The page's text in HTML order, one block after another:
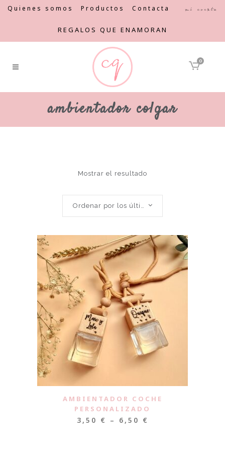
Quienes somos Productos Contacta Mi cuenta
REGALOS QUE ENAMORAN
0
ambientador colgar
Mostrar el resultado
Ordenar por los últimos
AMBIENTADOR COCHE
PERSONALIZADO
3,50 € – 6,50 €